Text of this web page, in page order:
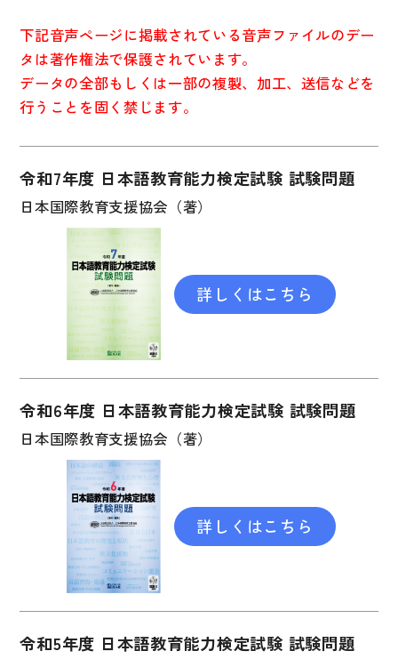
書籍の内容について
著作権について
原稿・企画の持ち込みについて
その他の質問
わたしたちについて
お問い合わせ
書店様向け
留学生向け専門分野
子ども向け
文法
読解
発音・聴解
作文
語彙・表現
表記（かな・漢字）
練習問題
日本語能力試験対策
日本留学試験対策
各種試験対策
大学入試対策
学校情報
日本語学習関連副読本
日本事情
視聴覚・補助教材
下記音声ページに掲載されている音声ファイルのデー
タは著作権法で保護されています。
データの全部もしくは一部の複製、加工、送信などを
行うことを固く禁じます。
令和7年度 日本語教育能力検定試験 試験問題
日本国際教育支援協会（著）
詳しくはこちら
令和6年度 日本語教育能力検定試験 試験問題
日本国際教育支援協会（著）
詳しくはこちら
令和5年度 日本語教育能力検定試験 試験問題